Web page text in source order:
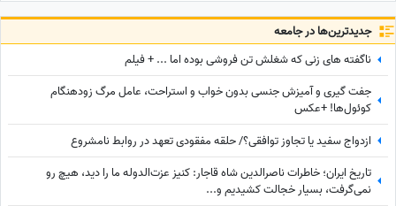
جدید‌ترین‌ها در جامعه
ناگفته های زنی که شغلش تن فروشی بوده اما ... + فیلم
جفت گیری و آمیزش جنسی بدون خواب و استراحت، عامل مرگ زودهنگام
کوئول‌ها! +عکس
ازدواج سفید یا تجاوز توافقی؟/ حلقه مفقودی تعهد در روابط نامشروع
تاریخ ایران؛ خاطرات ناصرالدین شاه قاجار: کنیز عزت‌الدوله ما را دید، هیچ رو
نمی‌گرفت، بسیار خجالت کشیدیم و...